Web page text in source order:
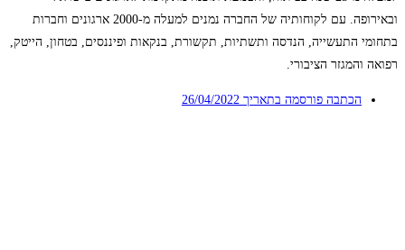
ובאירופה. עם לקוחותיה של החברה נמנים למעלה מ-2000 ארגונים וחברות
בתחומי התעשייה, הנדסה ותשתיות, תקשורת, בנקאות ופיננסים, בטחון, הייטק,
רפואה והמגזר הציבורי.
הכתבה פורסמה בתאריך 26/04/2022